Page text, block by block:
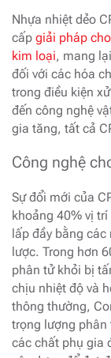
Nhựa nhiệt dẻo
cấp giải pháp
kim loại, mang
đối với các hóa
trong điều kiện
đến công nghệ
gia tăng, tất cả
Công nghệ
Sự đổi mới của
khoảng 40% vị
lấp đầy bằng
lược. Trong hơn
phân tử khỏi bị
chịu nhiệt độ và
thông thường,
trọng lượng phân
các chất phụ gia